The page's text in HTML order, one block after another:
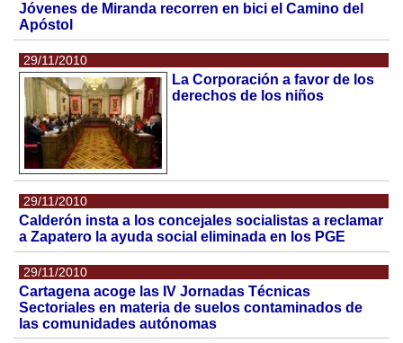
Jóvenes de Miranda recorren en bici el Camino del
Apóstol
29/11/2010
La Corporación a favor de los
derechos de los niños
29/11/2010
Calderón insta a los concejales socialistas a reclamar
a Zapatero la ayuda social eliminada en los PGE
29/11/2010
Cartagena acoge las IV Jornadas Técnicas
Sectoriales en materia de suelos contaminados de
las comunidades autónomas